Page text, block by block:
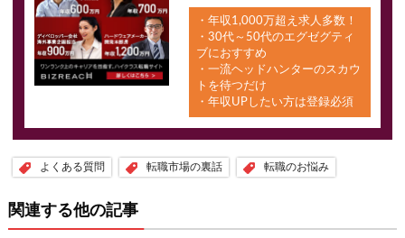
・年収1,000万超え求人多数！
・30代～50代のエグゼグティ
ブにおすすめ
・一流ヘッドハンターのスカウ
トを待つだけ
・年収UPしたい方は登録必須
よくある質問 転職市場の裏話 転職のお悩み
関連する他の記事